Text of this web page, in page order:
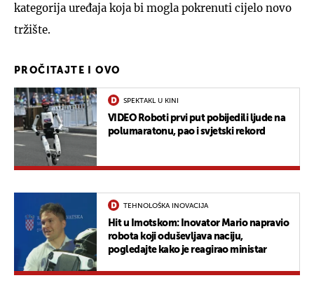
kategorija uređaja koja bi mogla pokrenuti cijelo novo
tržište.
PROČITAJTE I OVO
SPEKTAKL U KINI
VIDEO Roboti prvi put pobijedili ljude na
polumaratonu, pao i svjetski rekord
TEHNOLOŠKA INOVACIJA
Hit u Imotskom: Inovator Mario napravio
robota koji oduševljava naciju,
pogledajte kako je reagirao ministar